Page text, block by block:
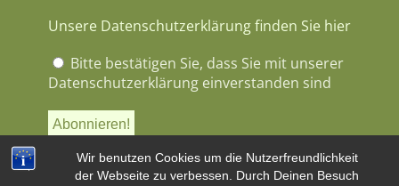
Wir benutzen Cookies um die Nutzerfreundlichkeit
der Webseite zu verbessen. Durch Deinen Besuch
Unsere Datenschutzerklärung finden Sie hier
Bitte bestätigen Sie, dass Sie mit unserer
Datenschutzerklärung einverstanden sind